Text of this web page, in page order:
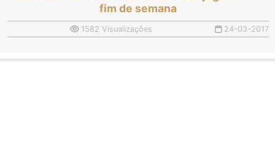
fim de semana
1582 Visualizações 24-03-2017